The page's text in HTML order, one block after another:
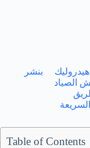
بنشر
الصياد
Table of Contents